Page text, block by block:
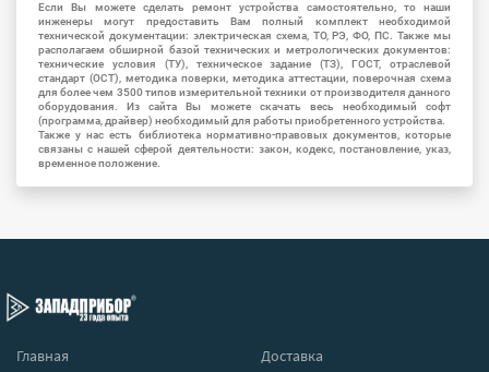
Если Вы можете сделать ремонт устройства самостоятельно, то наши
инженеры могут предоставить Вам полный комплект необходимой
технической документации: электрическая схема, ТО, РЭ, ФО, ПС. Также мы
располагаем обширной базой технических и метрологических документов:
технические условия (ТУ), техническое задание (ТЗ), ГОСТ, отраслевой
стандарт (ОСТ), методика поверки, методика аттестации, поверочная схема
для более чем 3500 типов измерительной техники от производителя данного
оборудования. Из сайта Вы можете скачать весь необходимый софт
(программа, драйвер) необходимый для работы приобретенного устройства.
Также у нас есть библиотека нормативно-правовых документов, которые
связаны с нашей сферой деятельности: закон, кодекс, постановление, указ,
временное положение.
Главная
Доставка